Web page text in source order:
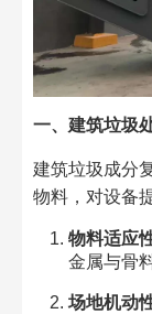
一、建筑垃圾
建筑垃圾成分
物料，对设备
物料适应
金属与骨
场地机动